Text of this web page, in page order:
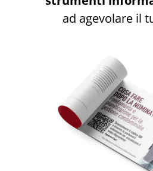
ad agevolare il